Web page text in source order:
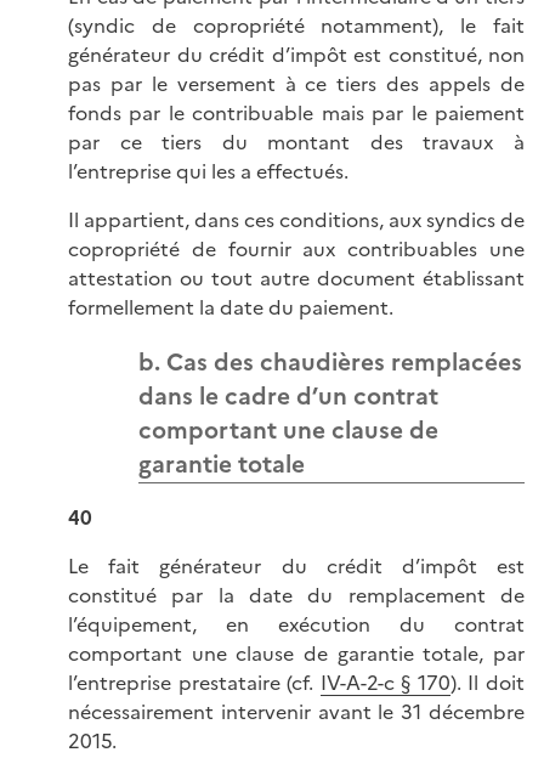
(syndic de copropriété notamment), le fait
générateur du crédit d’impôt est constitué, non
pas par le versement à ce tiers des appels de
fonds par le contribuable mais par le paiement
par ce tiers du montant des travaux à
l’entreprise qui les a effectués.
Il appartient, dans ces conditions, aux syndics de
copropriété de fournir aux contribuables une
attestation ou tout autre document établissant
formellement la date du paiement.
b. Cas des chaudières remplacées
dans le cadre d’un contrat
comportant une clause de
garantie totale
40
Le fait générateur du crédit d’impôt est
constitué par la date du remplacement de
l’équipement, en exécution du contrat
comportant une clause de garantie totale, par
l’entreprise prestataire (cf. IV-A-2-c § 170). Il doit
nécessairement intervenir avant le 31 décembre
2015.